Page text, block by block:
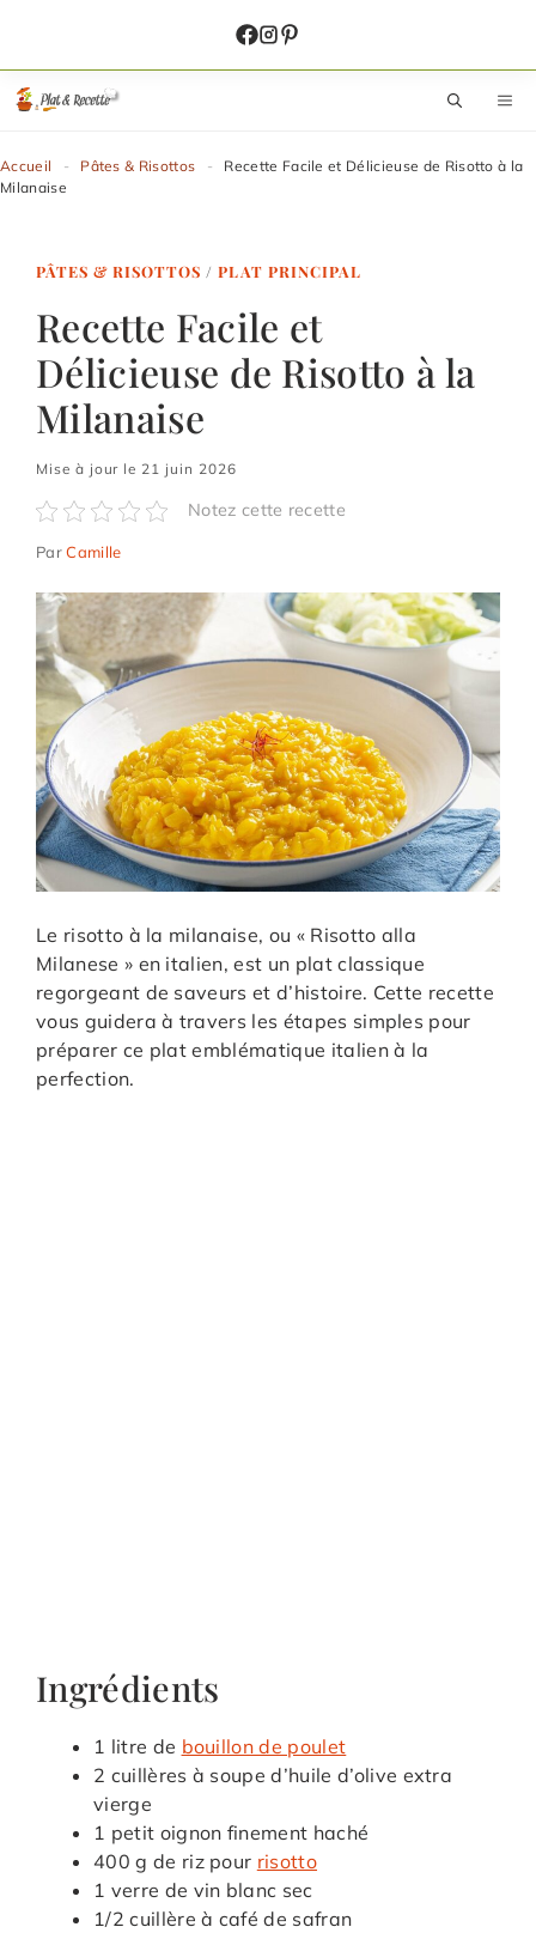
contenu
Accueil - Pâtes & Risottos -
Recette Facile et Délicieuse de Risotto à la
Milanaise
PÂTES & RISOTTOS /PLAT PRINCIPAL
Recette Facile et
Délicieuse de Risotto à la
Milanaise
Mise à jour le 21 juin 2026
Notez cette recette
ParCamille
Le risotto à la milanaise, ou « Risotto alla
Milanese » en italien, est un plat classique
regorgeant de saveurs et d’histoire. Cette recette
vous guidera à travers les étapes simples pour
préparer ce plat emblématique italien à la
perfection.
Ingrédients
1 litre de bouillon de poulet
2 cuillères à soupe d’huile d’olive extra
vierge
1 petit oignon finement haché
400 g de riz pour risotto
1 verre de vin blanc sec
1/2 cuillère à café de safran